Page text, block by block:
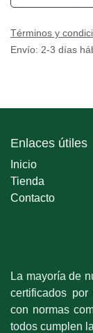
Términos y
Envío: 2-3 días
Enlaces útiles
Inicio
Tienda
Contacto
La mayoría de
certificados por
con normas
todos cumplen